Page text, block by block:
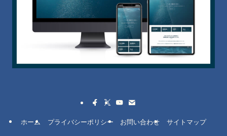
ホーム プライバシーポリシー お問い合わせ サイトマップ